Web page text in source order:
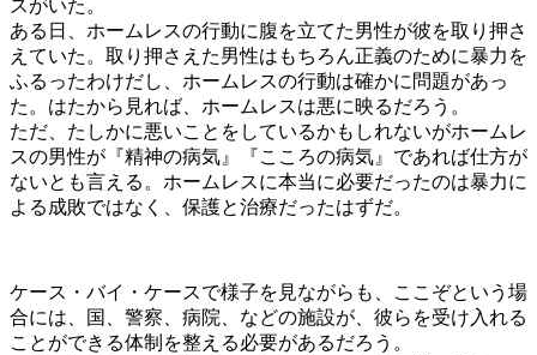
スがいた。
ある日、ホームレスの行動に腹を立てた男性が彼を取り押さ
えていた。取り押さえた男性はもちろん正義のために暴力を
ふるったわけだし、ホームレスの行動は確かに問題があっ
た。はたから見れば、ホームレスは悪に映るだろう。
ただ、たしかに悪いことをしているかもしれないがホームレ
スの男性が『精神の病気』『こころの病気』であれば仕方が
ないとも言える。ホームレスに本当に必要だったのは暴力に
よる成敗ではなく、保護と治療だったはずだ。
ケース・バイ・ケースで様子を見ながらも、ここぞという場
合には、国、警察、病院、などの施設が、彼らを受け入れる
ことができる体制を整える必要があるだろう。